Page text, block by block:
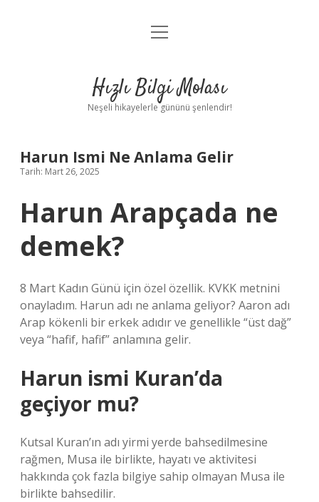
Anasayfa
Yasal Uyarı
menüyü
Hızlı Bilgi Molası
Neşeli hikayelerle gününü şenlendir!
Harun Ismi Ne Anlama Gelir
Tarih: Mart 26, 2025
Harun Arapçada ne
demek?
8 Mart Kadın Günü için özel özellik. KVKK metnini
onayladım. Harun adı ne anlama geliyor? Aaron adı
Arap kökenli bir erkek adıdır ve genellikle “üst dağ”
veya “hafif, hafif” anlamına gelir.
Harun ismi Kuran’da
geçiyor mu?
Kutsal Kuran’ın adı yirmi yerde bahsedilmesine
rağmen, Musa ile birlikte, hayatı ve aktivitesi
hakkında çok fazla bilgiye sahip olmayan Musa ile
birlikte bahsedilir.